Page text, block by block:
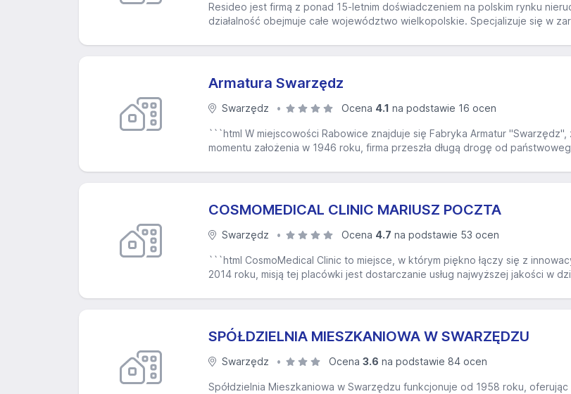
Resideo jest firmą z ponad 15-letnim doświadczeniem na polskim rynku
działalność obejmuje całe województwo wielkopolskie. Specjalizuje się w
Armatura Swarzędz
Swarzędz Ocena 4.1 na podstawie 16 ocen
```html W miejscowości Rabowice znajduje się Fabryka Armatur
momentu założenia w 1946 roku, firma przeszła długą drogę od
COSMOMEDICAL CLINIC MARIUSZ POCZTA
Swarzędz Ocena 4.7 na podstawie 53 ocen
```html CosmoMedical Clinic to miejsce, w którym piękno łączy się z
2014 roku, misją tej placówki jest dostarczanie usług najwyższej jakości w
SPÓŁDZIELNIA MIESZKANIOWA W SWARZĘDZU
Swarzędz Ocena 3.6 na podstawie 84 ocen
Spółdzielnia Mieszkaniowa w Swarzędzu funkcjonuje od 1958 roku,